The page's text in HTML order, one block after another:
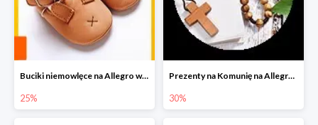
Buciki niemowlęce na Allegro w super cenach
25%
Prezenty na Komunię na Allegro do -30%
30%